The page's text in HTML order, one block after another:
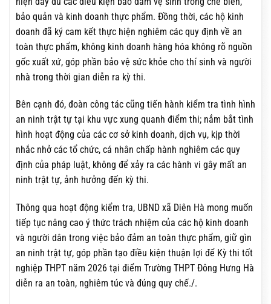
bảo quản và kinh doanh thực phẩm. Đồng thời, các hộ kinh
doanh đã ký cam kết thực hiện nghiêm các quy định về an
toàn thực phẩm, không kinh doanh hàng hóa không rõ nguồn
gốc xuất xứ, góp phần bảo vệ sức khỏe cho thí sinh và người
nhà trong thời gian diễn ra kỳ thi.
Bên cạnh đó, đoàn công tác cũng tiến hành kiểm tra tình hình
an ninh trật tự tại khu vực xung quanh điểm thi; nắm bắt tình
hình hoạt động của các cơ sở kinh doanh, dịch vụ, kịp thời
nhắc nhở các tổ chức, cá nhân chấp hành nghiêm các quy
định của pháp luật, không để xảy ra các hành vi gây mất an
ninh trật tự, ảnh hưởng đến kỳ thi.
Thông qua hoạt động kiểm tra, UBND xã Diên Hà mong muốn
tiếp tục nâng cao ý thức trách nhiệm của các hộ kinh doanh
và người dân trong việc bảo đảm an toàn thực phẩm, giữ gìn
an ninh trật tự, góp phần tạo điều kiện thuận lợi để Kỳ thi tốt
nghiệp THPT năm 2026 tại điểm Trường THPT Đông Hưng Hà
diễn ra an toàn, nghiêm túc và đúng quy chế./.